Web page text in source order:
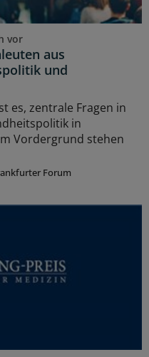
vor
aus
und
es, zentrale Fragen in
in
Vordergrund stehen
Forum